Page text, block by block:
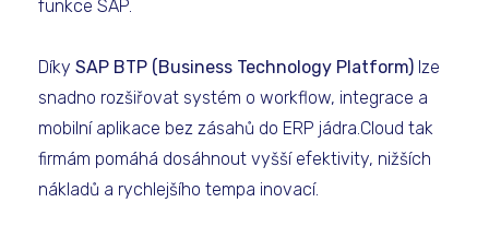
funkce SAP.
Díky SAP BTP (Business Technology Platform) lze
snadno rozšiřovat systém o workflow, integrace a
mobilní aplikace bez zásahů do ERP jádra.Cloud tak
firmám pomáhá dosáhnout vyšší efektivity, nižších
nákladů a rychlejšího tempa inovací.